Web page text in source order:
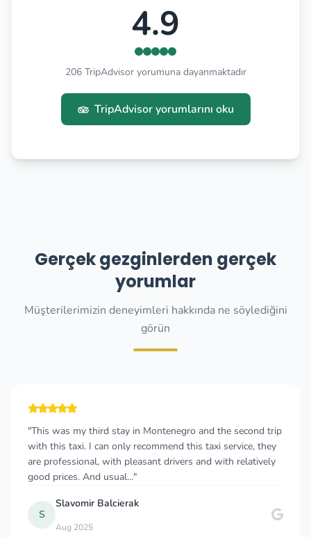
4.9
206 TripAdvisor yorumuna dayanmaktadır
TripAdvisor yorumlarını oku
Gerçek gezginlerden gerçek
yorumlar
Müşterilerimizin deneyimleri hakkında ne söylediğini
görün
"This was my third stay in Montenegro and the second trip
with this taxi. I can only recommend this taxi service, they
are professional, with pleasant drivers and with relatively
good prices. And usual..."
S
Slavomir Balcierak
Aug 2025